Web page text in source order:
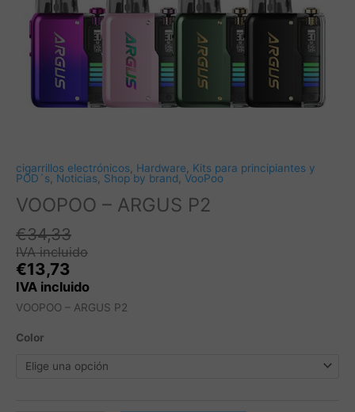
cigarrillos electrónicos Hardware
Kits para principiantes y
POD´s
Noticias Shop by brand VooPoo
VOOPOO – ARGUS P2
€34,33
IVA incluido
€13,73
IVA incluido
VOOPOO – ARGUS P2
Color